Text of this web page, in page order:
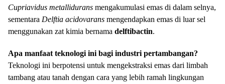
Cupriavidus metallidurans mengakumulasi emas di dalam selnya,
sementara Delftia acidovarans mengendapkan emas di luar sel
menggunakan zat kimia bernama delftibactin.
Apa manfaat teknologi ini bagi industri pertambangan?
Teknologi ini berpotensi untuk mengekstraksi emas dari limbah
tambang atau tanah dengan cara yang lebih ramah lingkungan